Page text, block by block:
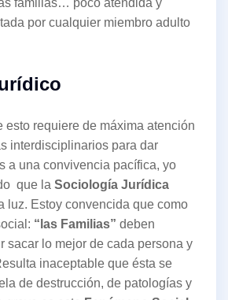
familias… poco atendida y
por cualquier miembro adulto
esto requiere de máxima atención
interdisciplinarios para dar
a una convivencia pacífica, yo
que la Sociología Jurídica
luz. Estoy convencida que como
“las Familias” deben
sacar lo mejor de cada persona y
inaceptable que ésta se
de destrucción, de patologías y